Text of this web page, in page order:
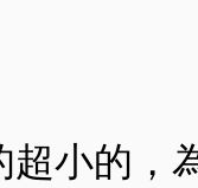
超小的，